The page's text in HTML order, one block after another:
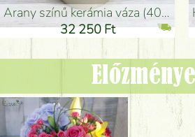
arany színű kerámia váza (40x26cm)
32 250 Ft